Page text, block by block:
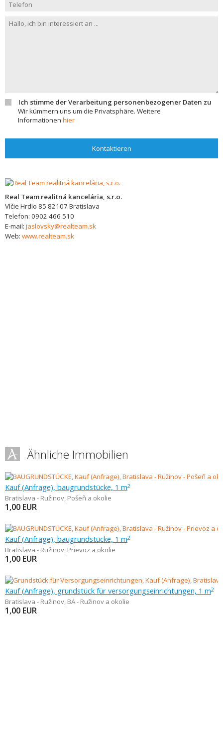
Ich stimme der Verarbeitung personenbezogener Daten zu
Wir kümmern uns um die Privatsphäre. Weitere
Informationen hier
Kontaktieren
Real Team realitná kancelária, s.r.o.
Vlčie Hrdlo 85 82107 Bratislava
Telefon: 0902 466 510
E-mail: jaslovsky@realteam.sk
Web: www.realteam.sk
Ähnliche Immobilien
Kauf (Anfrage), baugrundstücke, 1 m2
Bratislava - Ružinov, Pošeň a okolie
1,00 EUR
Kauf (Anfrage), baugrundstücke, 1 m2
Bratislava - Ružinov, Prievoz a okolie
1,00 EUR
Kauf (Anfrage), grundstück für versorgungseinrichtungen, 1 m2
Bratislava - Ružinov, BA - Ružinov a okolie
1,00 EUR